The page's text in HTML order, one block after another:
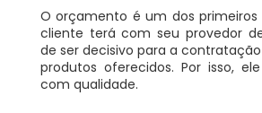
O orçamento é um dos
cliente terá com seu provedor
de ser decisivo para a
produtos oferecidos. Por isso,
com qualidade.